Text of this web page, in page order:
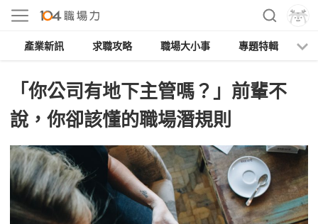
產業新訊 求職攻略 職場大小事 專題特輯
「你公司有地下主管嗎？」前輩不
說，你卻該懂的職場潛規則